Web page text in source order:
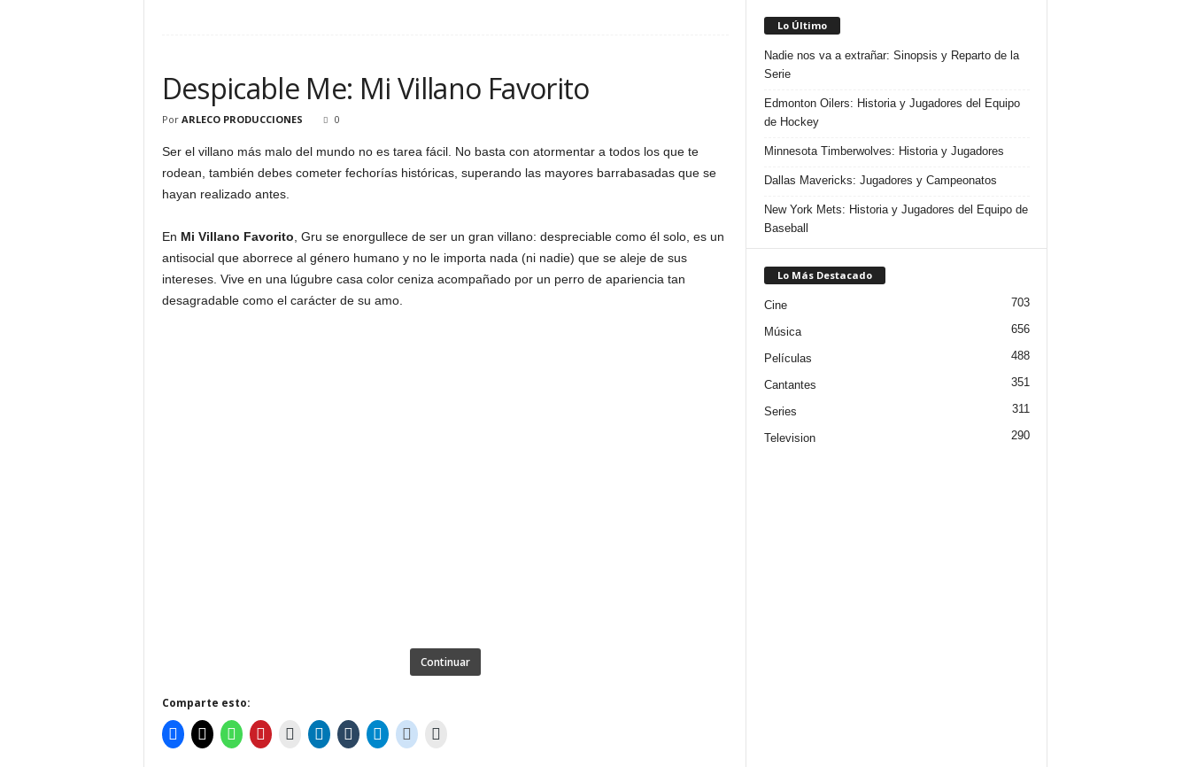
Despicable Me: Mi Villano Favorito
Por ARLECO PRODUCCIONES 0
Ser el villano más malo del mundo no es tarea fácil. No basta con atormentar a todos los que te
rodean, también debes cometer fechorías históricas, superando las mayores barrabasadas que se
hayan realizado antes.
En Mi Villano Favorito , Gru se enorgullece de ser un gran villano: despreciable como él solo, es un
antisocial que aborrece al género humano y no le importa nada (ni nadie) que se aleje de sus
intereses. Vive en una lúgubre casa color ceniza acompañado por un perro de apariencia tan
desagradable como el carácter de su amo.
Continuar
Comparte esto:
Lo Último
Nadie nos va a extrañar: Sinopsis y Reparto de la
Serie
Edmonton Oilers: Historia y Jugadores del Equipo
de Hockey
Minnesota Timberwolves: Historia y Jugadores
Dallas Mavericks: Jugadores y Campeonatos
New York Mets: Historia y Jugadores del Equipo de
Baseball
Lo Más Destacado
Cine 703
Música 656
Películas 488
Cantantes 351
Series 311
Television 290